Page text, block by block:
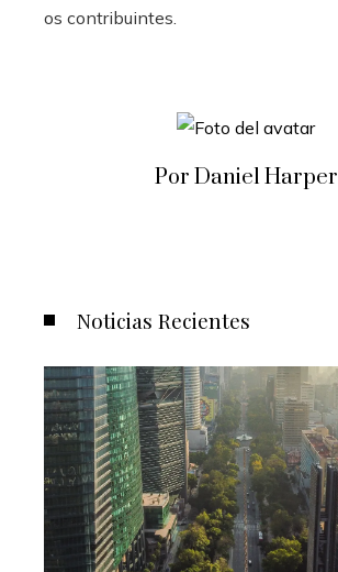
os contribuintes.
Por Daniel Harper
Noticias Recientes